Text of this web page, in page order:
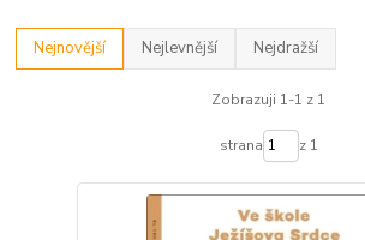
Nejnovější Nejlevnější Nejdražší
Zobrazuji 1-1 z 1
strana z 1